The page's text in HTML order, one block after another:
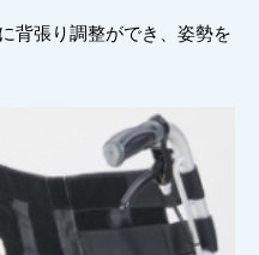
背張り調整ができ、姿勢を